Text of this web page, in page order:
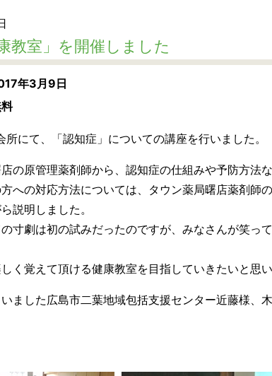
教室」を開催しました
年3月9日
料
所にて、「認知症」についての講座を行いました。
の原管理薬剤師から、認知症の仕組みや予防方法
への対応方法については、タウン薬局曙店薬剤師
説明しました。
寸劇は初の試みだったのですが、みなさんが笑っ
く覚えて頂ける健康教室を目指していきたいと思い
ました広島市二葉地域包括支援センター近藤様、